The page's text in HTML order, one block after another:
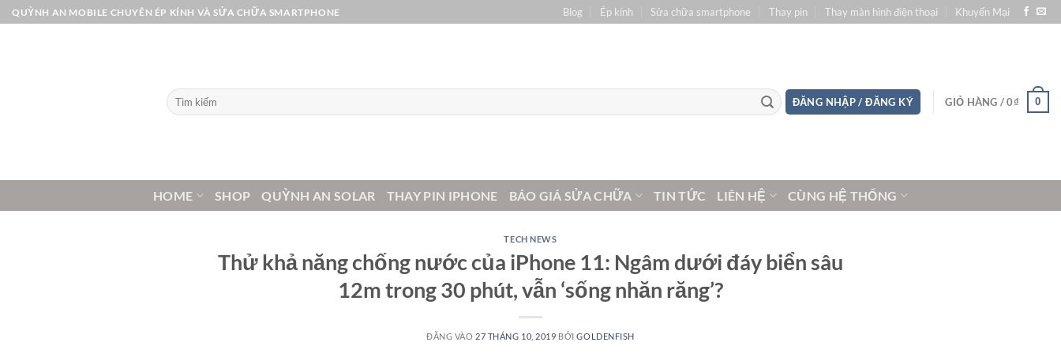
Bỏ
qua
QUỲNH AN MOBILE CHUYÊN ÉP KÍNH VÀ SỬA CHỮA SMARTPHONE Blog Ép kính Sửa chữa smartphone Thay pin Thay màn hình điện thoại Khuyến Mại
Tìm
kiếm:
ĐĂNG NHẬP / ĐĂNG KÝ GIỎ HÀNG /0₫ 0
HOME SHOP QUỲNH AN SOLAR THAY PIN IPHONE BÁO GIÁ SỬA CHỮA TIN TỨC LIÊN HỆ CÙNG HỆ THỐNG
TECH NEWS
Thử khả năng chống nước của iPhone 11: Ngâm dưới đáy biển sâu
12m trong 30 phút, vẫn ‘sống nhăn răng’?
ĐĂNG VÀO 27 THÁNG 10, 2019 BỞIGOLDENFISH